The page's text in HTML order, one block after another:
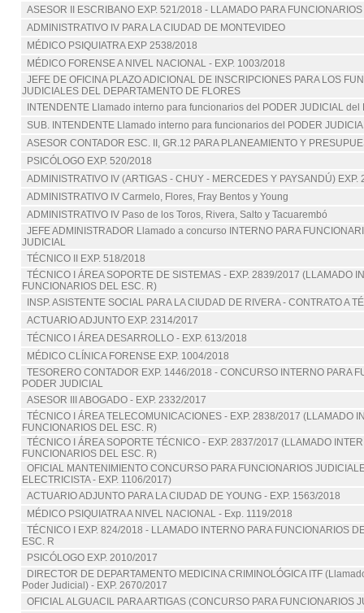
ASESOR II ESCRIBANO EXP. 521/2018 - LLAMADO PARA
ADMINISTRATIVO IV PARA LA CIUDAD DE MONTEVIDEO
MÉDICO PSIQUIATRA EXP 2538/2018
MÉDICO FORENSE A NIVEL NACIONAL - EXP. 1003/2018
JEFE DE OFICINA PLAZO ADICIONAL DE INSCRIPCIONES PARA LOS
JUDICIALES DEL DEPARTAMENTO DE FLORES
INTENDENTE Llamado interno para funcionarios del PODER JUDICIAL del
SUB. INTENDENTE Llamado interno para funcionarios del PODER
ASESOR CONTADOR ESC. II, GR.12 PARA PLANEAMIENTO Y
PSICÓLOGO EXP. 520/2018
ADMINISTRATIVO IV (ARTIGAS - CHUY - MERCEDES Y PAYSANDÚ) EXP.
ADMINISTRATIVO IV Carmelo, Flores, Fray Bentos y Young
ADMINISTRATIVO IV Paso de los Toros, Rivera, Salto y Tacuarembó
JEFE ADMINISTRADOR Llamado a concurso INTERNO PARA
JUDICIAL
TÉCNICO II EXP. 518/2018
TÉCNICO I ÁREA SOPORTE DE SISTEMAS - EXP. 2839/2017 (LLAMADO
FUNCIONARIOS DEL ESC. R)
INSP. ASISTENTE SOCIAL PARA LA CIUDAD DE RIVERA - CONTRATO A
ACTUARIO ADJUNTO EXP. 2314/2017
TÉCNICO I ÁREA DESARROLLO - EXP. 613/2018
MÉDICO CLÍNICA FORENSE EXP. 1004/2018
TESORERO CONTADOR EXP. 1446/2018 - CONCURSO INTERNO PARA
PODER JUDICIAL
ASESOR III ABOGADO - EXP. 2332/2017
TÉCNICO I ÁREA TELECOMUNICACIONES - EXP. 2838/2017 (LLAMADO
FUNCIONARIOS DEL ESC. R)
TÉCNICO I ÁREA SOPORTE TÉCNICO - EXP. 2837/2017 (LLAMADO
FUNCIONARIOS DEL ESC. R)
OFICIAL MANTENIMIENTO CONCURSO PARA FUNCIONARIOS
ELECTRICISTA - EXP. 1106/2017)
ACTUARIO ADJUNTO PARA LA CIUDAD DE YOUNG - EXP. 1563/2018
MÉDICO PSIQUIATRA A NIVEL NACIONAL - Exp. 1119/2018
TÉCNICO I EXP. 824/2018 - LLAMADO INTERNO PARA FUNCIONARIOS
ESC. R
PSICÓLOGO EXP. 2010/2017
DIRECTOR DE DEPARTAMENTO MEDICINA CRIMINOLÓGICA ITF
Poder Judicial) - EXP. 2670/2017
OFICIAL ALGUACIL PARA ARTIGAS (CONCURSO PARA FUNCIONARIOS